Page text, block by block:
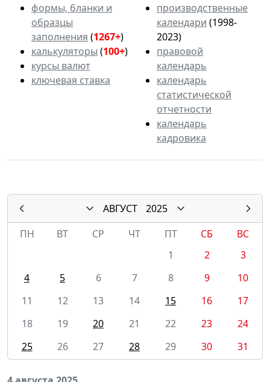
формы, бланки и
образцы
заполнения (1267+)
калькуляторы (100+)
курсы валют
ключевая ставка
производственные
календари (1998-
2023)
правовой
календарь
календарь
статистической
отчетности
календарь
кадровика
АВГУСТ
2025
ПН
ВТ СР ЧТ ПТ СБ
ВС
1
2
3
4
5 6 7 8 9
10
11
12 13 14 15 16
17
18
19 20 21 22 23
24
25
26 27 28 29 30 31